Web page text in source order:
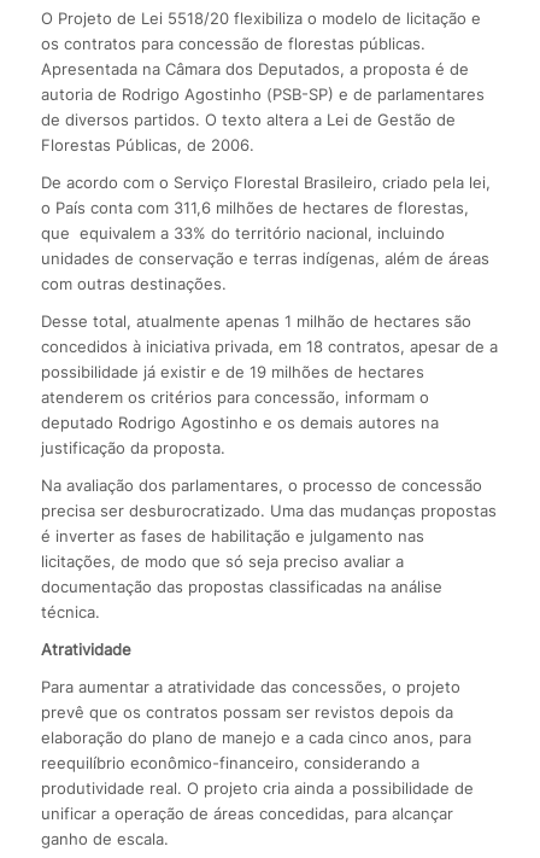
O Projeto de Lei 5518/20 flexibiliza o modelo de licitação e
os contratos para concessão de florestas públicas.
Apresentada na Câmara dos Deputados, a proposta é de
autoria de Rodrigo Agostinho (PSB-SP) e de parlamentares
de diversos partidos. O texto altera a Lei de Gestão de
Florestas Públicas, de 2006.
De acordo com o Serviço Florestal Brasileiro, criado pela lei,
o País conta com 311,6 milhões de hectares de florestas,
que equivalem a 33% do território nacional, incluindo
unidades de conservação e terras indígenas, além de áreas
com outras destinações.
Desse total, atualmente apenas 1 milhão de hectares são
concedidos à iniciativa privada, em 18 contratos, apesar de a
possibilidade já existir e de 19 milhões de hectares
atenderem os critérios para concessão, informam o
deputado Rodrigo Agostinho e os demais autores na
justificação da proposta.
Na avaliação dos parlamentares, o processo de concessão
precisa ser desburocratizado. Uma das mudanças propostas
é inverter as fases de habilitação e julgamento nas
licitações, de modo que só seja preciso avaliar a
documentação das propostas classificadas na análise
técnica.
Atratividade
Para aumentar a atratividade das concessões, o projeto
prevê que os contratos possam ser revistos depois da
elaboração do plano de manejo e a cada cinco anos, para
reequilíbrio econômico-financeiro, considerando a
produtividade real. O projeto cria ainda a possibilidade de
unificar a operação de áreas concedidas, para alcançar
ganho de escala.